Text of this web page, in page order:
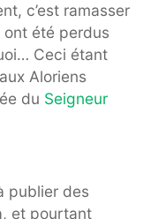
c’est ramasser
ont été perdus
Ceci étant
Aloriens
du Seigneur
publier des
et pourtant